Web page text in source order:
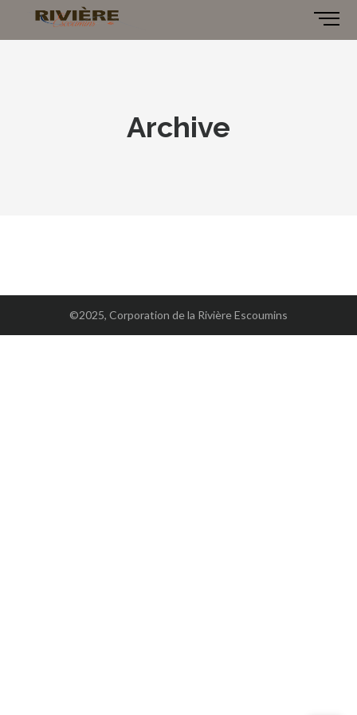
Archive
©2025, Corporation de la Rivière Escoumins